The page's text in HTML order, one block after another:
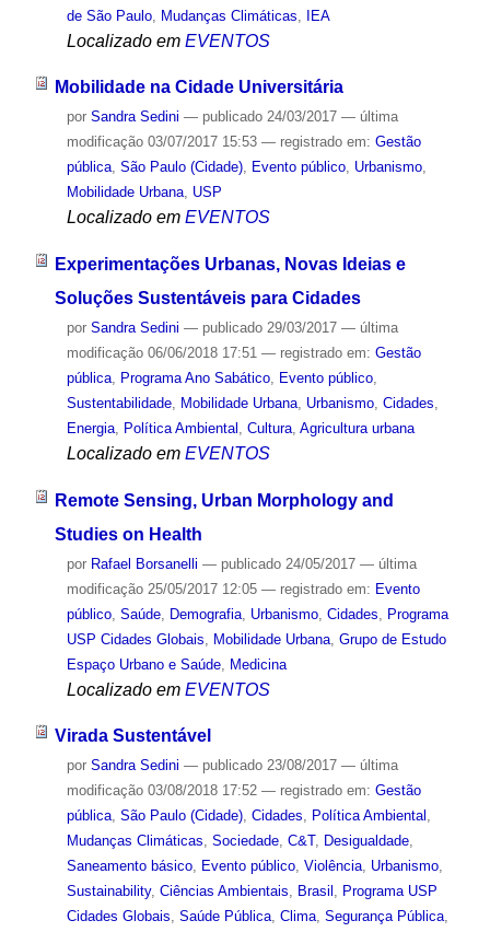
de São Paulo, Mudanças Climáticas IEA
Localizado em EVENTOS
Mobilidade na Cidade Universitária
por Sandra Sedini — publicado24/03/2017 — última
modificação03/07/2017 15:53 — registrado em: Gestão
pública, São Paulo (Cidade), Evento público, Urbanismo,
Mobilidade Urbana, USP
Localizado em EVENTOS
Experimentações Urbanas, Novas Ideias e
Soluções Sustentáveis para Cidades
por Sandra Sedini — publicado29/03/2017 — última
modificação06/06/2018 17:51 — registrado em: Gestão
pública, Programa Ano Sabático, Evento público,
Sustentabilidade, Mobilidade Urbana, Urbanismo, Cidades,
Energia, Política Ambiental , Cultura, Agricultura urbana
Localizado em EVENTOS
Remote Sensing, Urban Morphology and
Studies on Health
por Rafael Borsanelli — publicado24/05/2017 — última
modificação25/05/2017 12:05 — registrado em: Evento
público, Saúde, Demografia, Urbanismo, Cidades
Programa
USP Cidades Globais
Mobilidade Urbana, Grupo de Estudo
Espaço Urbano e Saúde, Medicina
Localizado em EVENTOS
Virada Sustentável
por Sandra Sedini — publicado23/08/2017 — última
modificação03/08/2018 17:52 — registrado em: Gestão
pública, São Paulo (Cidade), Cidades, Política Ambiental ,
Mudanças Climáticas, Sociedade, C&T, Desigualdade,
Saneamento básico, Evento público, Violência, Urbanismo,
Sustainability, Ciências Ambientais, Brasil , Programa USP
Cidades Globais, Saúde Pública, Clima, Segurança Pública,